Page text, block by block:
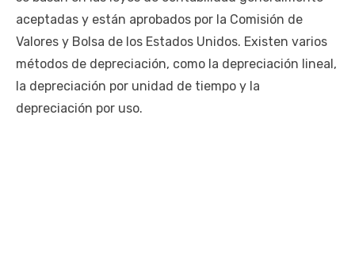
aceptadas y están aprobados por la Comisión de
Valores y Bolsa de los Estados Unidos. Existen varios
métodos de depreciación, como la depreciación lineal,
la depreciación por unidad de tiempo y la
depreciación por uso.